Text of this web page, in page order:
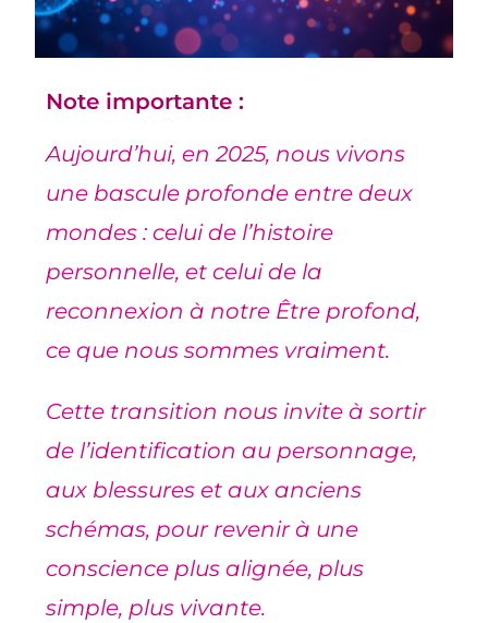
Note importante :
Aujourd’hui, en 2025, nous vivons
une bascule profonde entre deux
mondes : celui de l’histoire
personnelle, et celui de la
reconnexion à notre Être profond,
ce que nous sommes vraiment.
Cette transition nous invite à sortir
de l’identification au personnage,
aux blessures et aux anciens
schémas, pour revenir à une
conscience plus alignée, plus
simple, plus vivante.